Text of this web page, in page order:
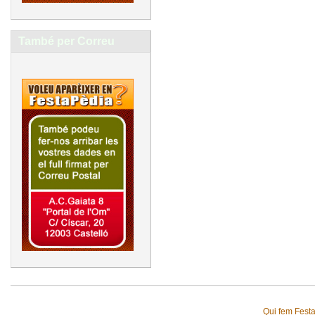
També per Correu
Qui fem